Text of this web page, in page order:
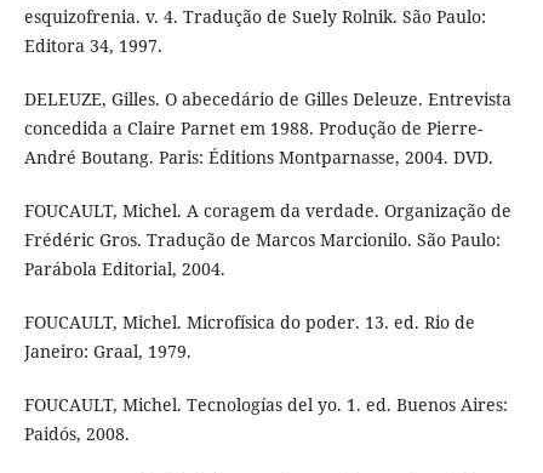
esquizofrenia. v. 4. Tradução de Suely Rolnik. São Paulo:
Editora 34, 1997.
DELEUZE, Gilles. O abecedário de Gilles Deleuze. Entrevista
concedida a Claire Parnet em 1988. Produção de Pierre-
André Boutang. Paris: Éditions Montparnasse, 2004. DVD.
FOUCAULT, Michel. A coragem da verdade. Organização de
Frédéric Gros. Tradução de Marcos Marcionilo. São Paulo:
Parábola Editorial, 2004.
FOUCAULT, Michel. Microfísica do poder. 13. ed. Rio de
Janeiro: Graal, 1979.
FOUCAULT, Michel. Tecnologías del yo. 1. ed. Buenos Aires:
Paidós, 2008.